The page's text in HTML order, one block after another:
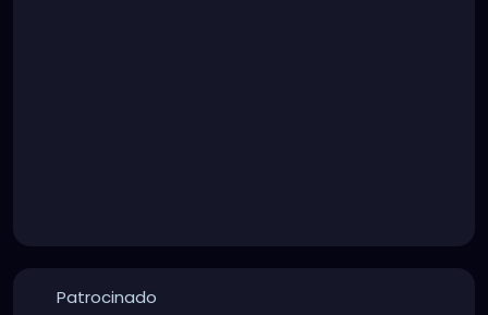
Patrocinado